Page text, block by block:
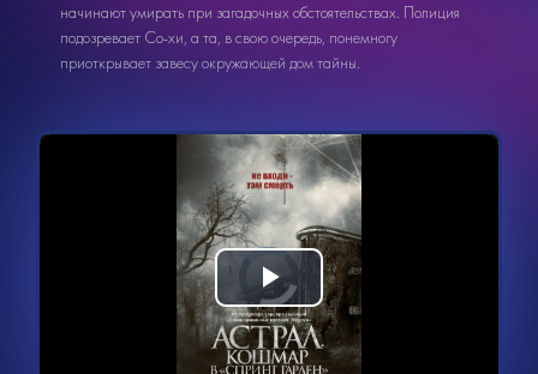
начинают умирать при загадочных обстоятельствах. Полиция
подозревает Со-хи, а та, в свою очередь, понемногу
приоткрывает завесу окружающей дом тайны.
Видеоплеер
загружается.
Воспроизвести
видео